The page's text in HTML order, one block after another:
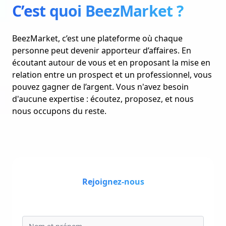
C’est quoi BeezMarket ?
BeezMarket, c’est une plateforme où chaque
personne peut devenir apporteur d’affaires. En
écoutant autour de vous et en proposant la mise en
relation entre un prospect et un professionnel, vous
pouvez gagner de l’argent. Vous n'avez besoin
d'aucune expertise : écoutez, proposez, et nous
nous occupons du reste.
Rejoignez-nous